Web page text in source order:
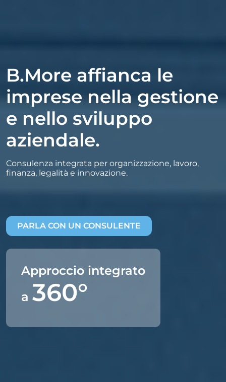
B.More affianca le
imprese nella gestione
e nello sviluppo
aziendale.
Consulenza integrata per organizzazione, lavoro,
finanza, legalità e innovazione.
PARLA CON UN CONSULENTE
Approccio integrato
a 360°